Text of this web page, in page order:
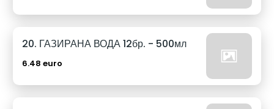
20. ГАЗИРАНА ВОДА 12бр. - 500мл
6.48 euro